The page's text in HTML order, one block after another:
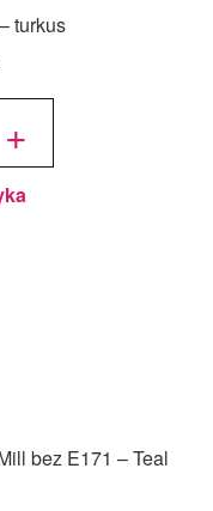
turkus
+
bez E171 – Teal